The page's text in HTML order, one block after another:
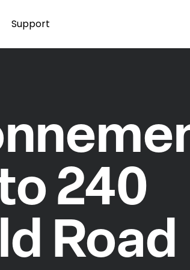
Support
240
Road